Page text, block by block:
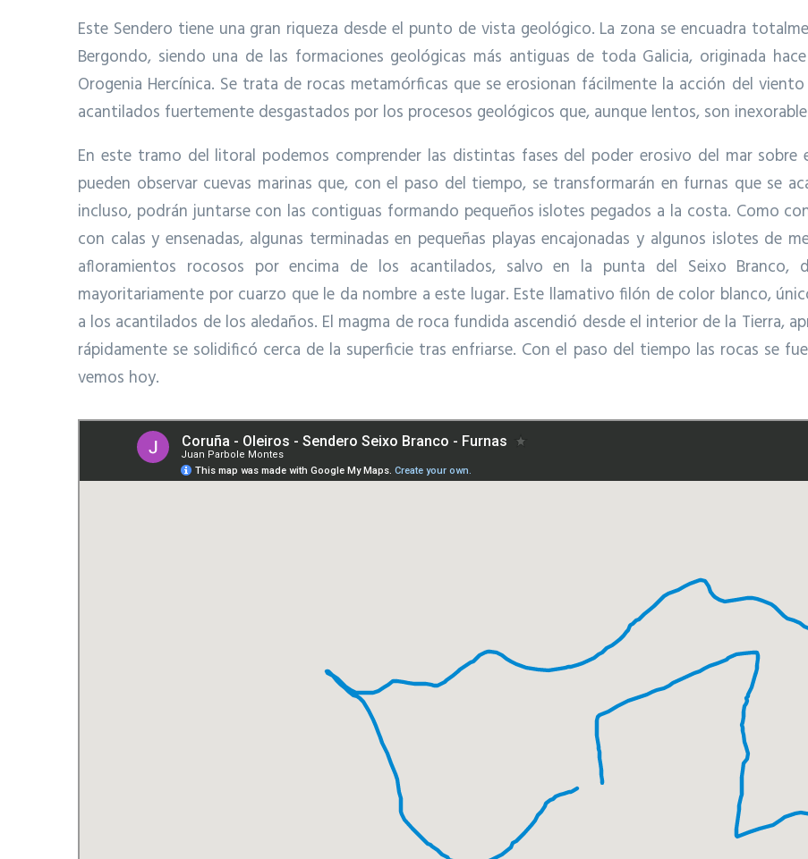
Este Sendero tiene una gran riqueza desde el punto de vista geológico. La zona se encuadra
Bergondo, siendo una de las formaciones geológicas más antiguas de toda Galicia, originada
Orogenia Hercínica. Se trata de rocas metamórficas que se erosionan fácilmente la acción del
acantilados fuertemente desgastados por los procesos geológicos que, aunque lentos, son
En este tramo del litoral podemos comprender las distintas fases del poder erosivo del mar sobre
pueden observar cuevas marinas que, con el paso del tiempo, se transformarán en furnas que se
incluso, podrán juntarse con las contiguas formando pequeños islotes pegados a la costa. Como
con calas y ensenadas, algunas terminadas en pequeñas playas encajonadas y algunos islotes de
afloramientos rocosos por encima de los acantilados, salvo en la punta del Seixo
mayoritariamente por cuarzo que le da nombre a este lugar. Este llamativo filón de color blanco,
a los acantilados de los aledaños. El magma de roca fundida ascendió desde el interior de la Tierra,
rápidamente se solidificó cerca de la superficie tras enfriarse. Con el paso del tiempo las rocas se
vemos hoy.